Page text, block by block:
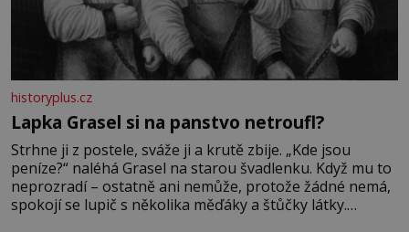
historyplus.cz
Lapka Grasel si na panstvo netroufl?
Strhne ji z postele, sváže ji a krutě zbije. „Kde jsou
peníze?“ naléhá Grasel na starou švadlenku. Když mu to
neprozradí – ostatně ani nemůže, protože žádné nemá,
spokojí se lupič s několika měďáky a štůčky látky.